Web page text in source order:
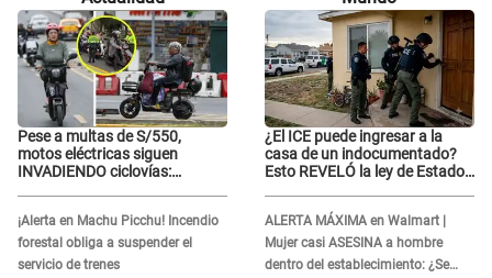
Pese a multas de S/550,
motos eléctricas siguen
INVADIENDO ciclovías:
¡Alerta en Machu Picchu! Incendio
forestal obliga a suspender el
servicio de trenes
¿El ICE puede ingresar a la
casa de un indocumentado?
Esto REVELÓ la ley de Estados
ALERTA MÁXIMA en Walmart |
Mujer casi ASESINA a hombre
dentro del establecimiento: ¿Se